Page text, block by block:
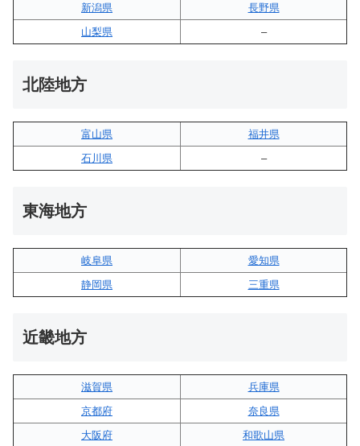
新潟県
長野県
山梨県
–
北陸地方
富山県
福井県
石川県
–
東海地方
岐阜県
愛知県
静岡県
三重県
近畿地方
滋賀県
兵庫県
京都府
奈良県
大阪府
和歌山県